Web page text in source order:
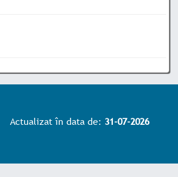
Actualizat în data de: 31-07-2026